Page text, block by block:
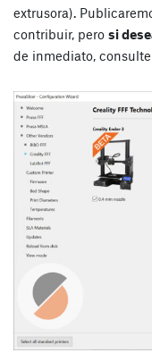
extrusora).
contribuir, pero si
de inmediato,